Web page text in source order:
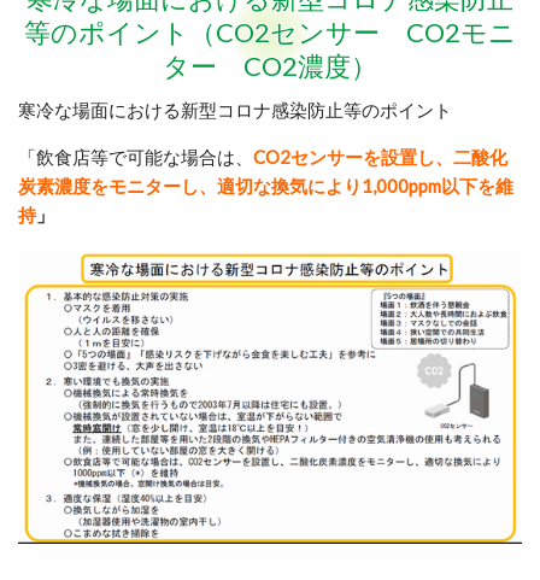
等のポイント（CO2センサー CO2モニ
ター CO2濃度）
寒冷な場面における新型コロナ感染防止等のポイント
「飲食店等で可能な場合は、 CO2センサーを設置し、二酸化
炭素濃度をモニターし、適切な換気により1,000ppm以下を維
持」